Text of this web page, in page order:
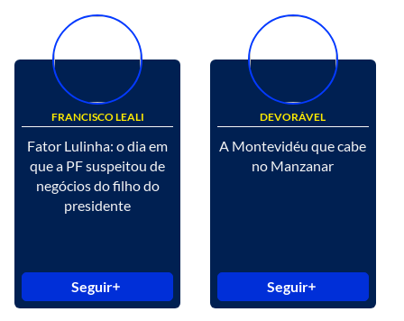
FRANCISCO LEALI
Fator Lulinha: o dia em
que a PF suspeitou de
negócios do filho do
presidente
Seguir
DEVORÁVEL
A Montevidéu que cabe
no Manzanar
Seguir